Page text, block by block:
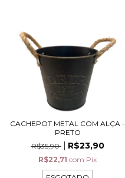
CACHEPOT METAL COM ALÇA -
PRETO
R$35,90
R$23,90
R$22,71 com Pix